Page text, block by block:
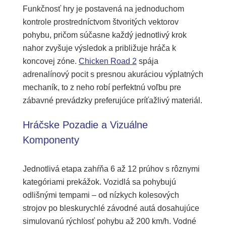
Funkčnosť hry je postavená na jednoduchom
kontrole prostredníctvom štvoritých vektorov
pohybu, pričom súčasne každý jednotlivý krok
nahor zvyšuje výsledok a približuje hráča k
koncovej zóne. Chicken Road 2 spája
adrenalínový pocit s presnou akuráciou výplatných
mechaník, to z neho robí perfektnú voľbu pre
zábavné prevádzky preferujúce príťažlivý materiál.
Hráčske Pozadie a Vizuálne
Komponenty
Jednotlivá etapa zahŕňa 6 až 12 prúhov s rôznymi
kategóriami prekážok. Vozidlá sa pohybujú
odlišnými tempami – od nízkych kolesových
strojov po bleskurychlé závodné autá dosahujúce
simulovanú rýchlosť pohybu až 200 km/h. Vodné